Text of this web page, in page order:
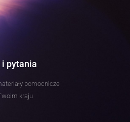
i pytania
pomocnicze
kraju